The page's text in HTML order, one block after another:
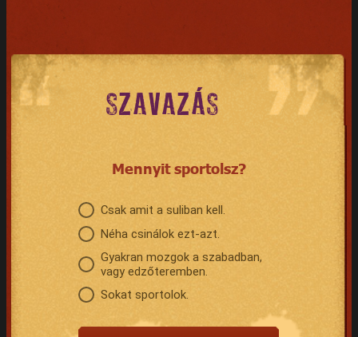
SZAVAZÁS
Mennyit sportolsz?
Csak amit a suliban kell.
Néha csinálok ezt-azt.
Gyakran mozgok a szabadban,
vagy edzőteremben.
Sokat sportolok.